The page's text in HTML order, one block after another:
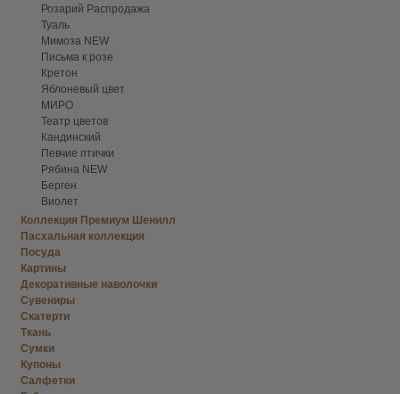
Розарий Распродажа
Туаль
Мимоза NEW
Письма к розе
Кретон
Яблоневый цвет
МИРО
Театр цветов
Кандинский
Певчие птички
Рябина NEW
Берген
Виолет
Коллекция Премиум Шенилл
Пасхальная коллекция
Посуда
Картины
Декоративные наволочки
Сувениры
Скатерти
Ткань
Сумки
Купоны
Салфетки